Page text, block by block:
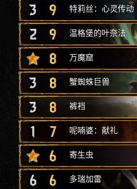
3 9 特莉丝：心灵传动
2 9 温格堡的叶奈法
8 万魔窟
3 8 蟹蜘蛛巨兽
3 8 裤裆
1 7 呢喃婆：献礼
6 寄生虫
6 6 多瑞加雷